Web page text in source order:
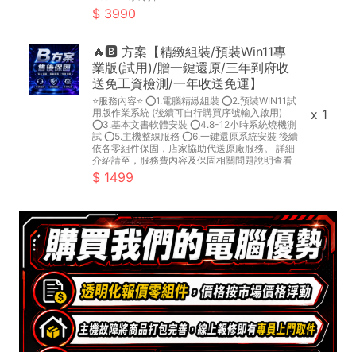
3990
🔥🅱 方案【精緻組裝/預裝Win11專
業版(試用)/贈一鍵還原/三年到府收
送免工資檢測/一年收送免運】
⭐服務內容⭐ ⭕1.電腦精緻組裝 ⭕2.預裝WIN11試
用版作業系統 (後續可自行購買序號輸入啟用)
⭕3.基本文書軟體安裝 ⭕4.8-12小時系統燒機測
試 ⭕5.主機整線服務 ⭕6.一鍵還原系統安裝 後續
依各零組件保固，店家協助代送原廠服務。 詳細
介紹請至，服務費內容及保固相關問題說明查看
1499
x 1